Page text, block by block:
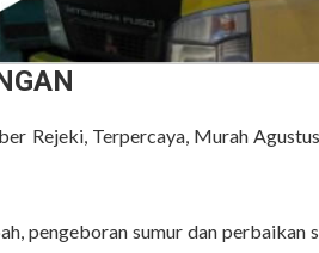
Rejeki, Terpercaya, Murah
pengeboran sumur dan perbaikan